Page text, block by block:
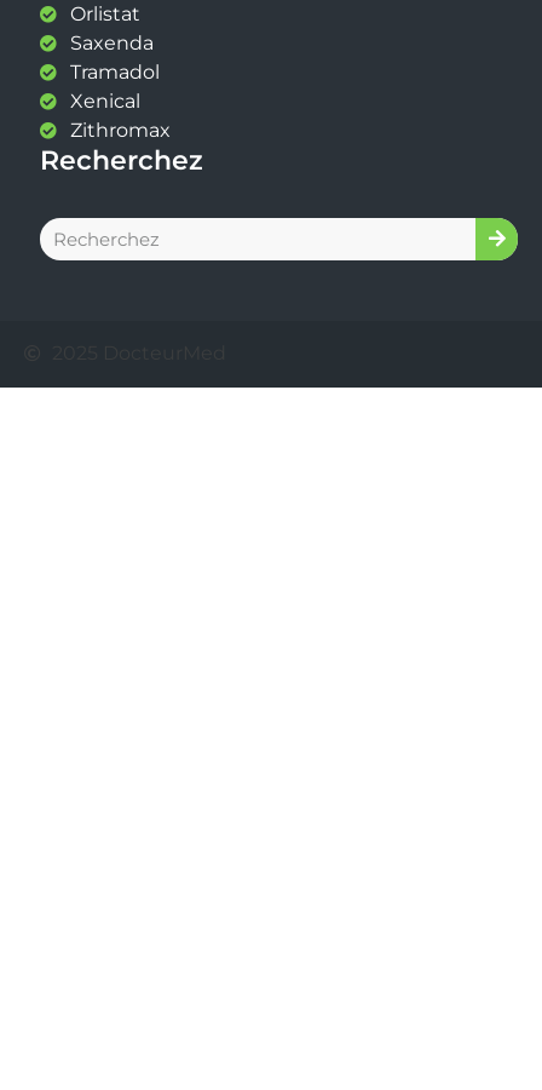
Orlistat
Saxenda
Tramadol
Xenical
Zithromax
Recherchez